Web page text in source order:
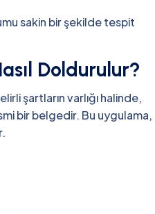
sakin bir şekilde tespit
Doldurulur?
şartların varlığı halinde,
bir belgedir. Bu uygulama,